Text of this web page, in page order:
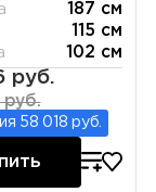
187 см
115 см
102 см
руб.
руб.
58 018 руб.